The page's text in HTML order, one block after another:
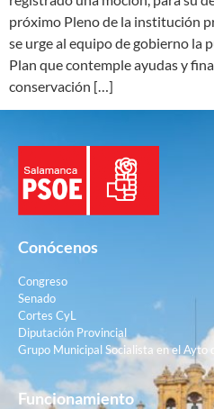
próximo Pleno de la institución
se urge al equipo de gobierno la
Plan que contemple ayudas y
conservación […]
Conócenos
Congreso
Senado
Cortes CyL
Diputación Provincial
Grupo Municipal Socialista en el Ayto
Funcionamiento